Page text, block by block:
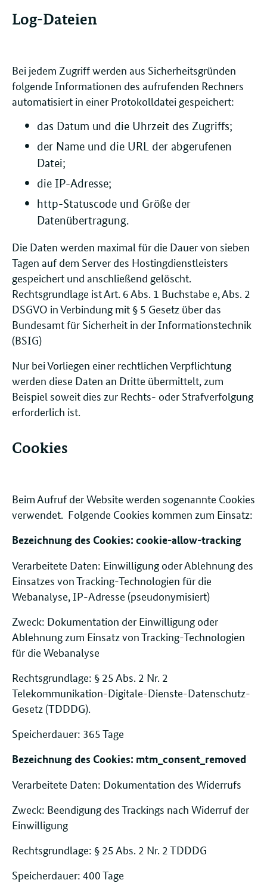
Log-Dateien
Bei jedem Zugriff werden aus Sicherheitsgründen
folgende Informationen des aufrufenden Rechners
automatisiert in einer Protokolldatei gespeichert:
das Datum und die Uhrzeit des Zugriffs;
der Name und die URL der abgerufenen
Datei;
die IP-Adresse;
http-Statuscode und Größe der
Datenübertragung.
Die Daten werden maximal für die Dauer von sieben
Tagen auf dem Server des Hostingdienstleisters
gespeichert und anschließend gelöscht.
Rechtsgrundlage ist Art. 6 Abs. 1 Buchstabe e, Abs. 2
DSGVO in Verbindung mit § 5 Gesetz über das
Bundesamt für Sicherheit in der Informationstechnik
(BSIG)
Nur bei Vorliegen einer rechtlichen Verpflichtung
werden diese Daten an Dritte übermittelt, zum
Beispiel soweit dies zur Rechts- oder Strafverfolgung
erforderlich ist.
Cookies
Beim Aufruf der Website werden sogenannte Cookies
verwendet. Folgende Cookies kommen zum Einsatz:
Bezeichnung des Cookies: cookie-allow-tracking
Verarbeitete Daten: Einwilligung oder Ablehnung des
Einsatzes von Tracking-Technologien für die
Webanalyse, IP-Adresse (pseudonymisiert)
Zweck: Dokumentation der Einwilligung oder
Ablehnung zum Einsatz von Tracking-Technologien
für die Webanalyse
Rechtsgrundlage: § 25 Abs. 2 Nr. 2
Telekommunikation-Digitale-Dienste-Datenschutz-
Gesetz (TDDDG).
Speicherdauer: 365 Tage
Bezeichnung des Cookies: mtm_consent_removed
Verarbeitete Daten: Dokumentation des Widerrufs
Zweck: Beendigung des Trackings nach Widerruf der
Einwilligung
Rechtsgrundlage: § 25 Abs. 2 Nr. 2 TDDDG
Speicherdauer: 400 Tage